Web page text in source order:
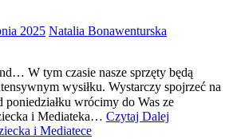
2025 Natalia Bonawenturska
W tym czasie nasze sprzęty będą
wysiłku. Wystarczy spojrzeć na
wrócimy do Was ze
i Mediateka… Czytaj Dalej
i Mediatece